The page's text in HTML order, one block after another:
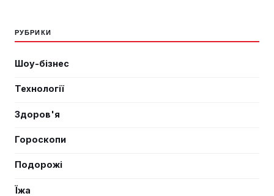
РУБРИКИ
Шоу-бізнес
Технології
Здоров'я
Гороскопи
Подорожі
Їжа